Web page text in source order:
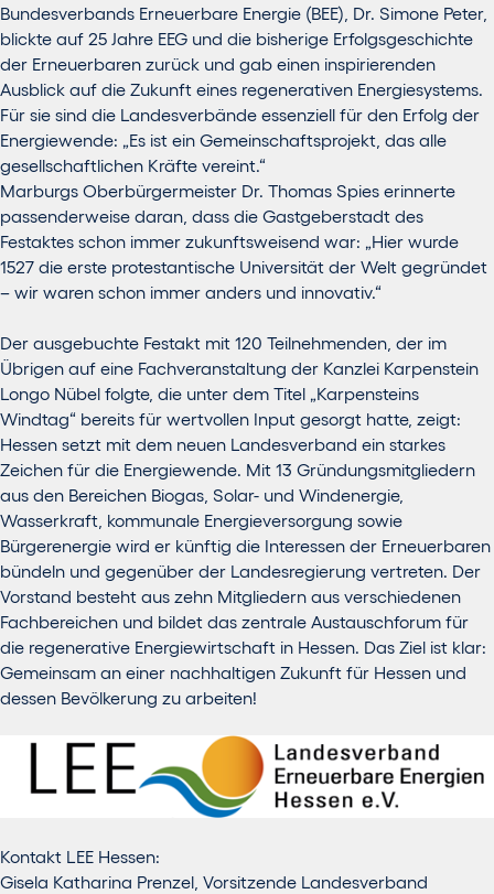
Bundesverbands Erneuerbare Energie (BEE), Dr. Simone Peter,
blickte auf 25 Jahre EEG und die bisherige Erfolgsgeschichte
der Erneuerbaren zurück und gab einen inspirierenden
Ausblick auf die Zukunft eines regenerativen Energiesystems.
Für sie sind die Landesverbände essenziell für den Erfolg der
Energiewende: „Es ist ein Gemeinschaftsprojekt, das alle
gesellschaftlichen Kräfte vereint.“
Marburgs Oberbürgermeister Dr. Thomas Spies erinnerte
passenderweise daran, dass die Gastgeberstadt des
Festaktes schon immer zukunftsweisend war: „Hier wurde
1527 die erste protestantische Universität der Welt gegründet
– wir waren schon immer anders und innovativ.“
Der ausgebuchte Festakt mit 120 Teilnehmenden, der im
Übrigen auf eine Fachveranstaltung der Kanzlei Karpenstein
Longo Nübel folgte, die unter dem Titel „Karpensteins
Windtag“ bereits für wertvollen Input gesorgt hatte, zeigt:
Hessen setzt mit dem neuen Landesverband ein starkes
Zeichen für die Energiewende. Mit 13 Gründungsmitgliedern
aus den Bereichen Biogas, Solar- und Windenergie,
Wasserkraft, kommunale Energieversorgung sowie
Bürgerenergie wird er künftig die Interessen der Erneuerbaren
bündeln und gegenüber der Landesregierung vertreten. Der
Vorstand besteht aus zehn Mitgliedern aus verschiedenen
Fachbereichen und bildet das zentrale Austauschforum für
die regenerative Energiewirtschaft in Hessen. Das Ziel ist klar:
Gemeinsam an einer nachhaltigen Zukunft für Hessen und
dessen Bevölkerung zu arbeiten!
Kontakt LEE Hessen:
Gisela Katharina Prenzel, Vorsitzende Landesverband